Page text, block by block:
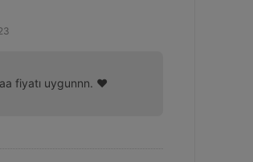
fiyatı uygunnn. ❤️